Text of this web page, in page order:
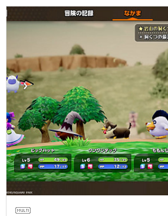
브 던워커’(한국어판)의 패키지 예약 판매를
고 발표했다.■ 패키지 버전 초회 동봉 및 …